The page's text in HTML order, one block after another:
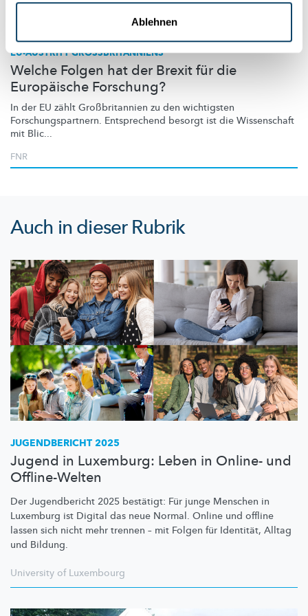
Ablehnen
Wissenschaft in der Gesellschaft
EU-AUSTRITT GROSSBRITANNIENS
Welche Folgen hat der Brexit für die
Europäische Forschung?
In der EU zählt Großbritannien zu den wichtigsten
Forschungspartnern. Entsprechend besorgt ist die Wissenschaft
mit Blic...
FNR
Auch in dieser Rubrik
JUGENDBERICHT 2025
Jugend in Luxemburg: Leben in Online- und
Offline-Welten
Der Jugendbericht 2025 bestätigt: Für junge Menschen in
Luxemburg ist Digital das neue Normal. Online und offline
lassen sich nicht mehr trennen – mit Folgen für Identität, Alltag
und Bildung.
University of Luxembourg